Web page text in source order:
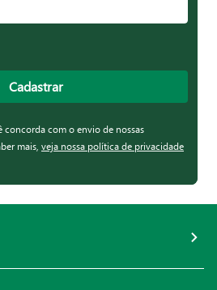
Cadastrar
concorda com o envio de nossas
mais, veja nossa política de privacidade